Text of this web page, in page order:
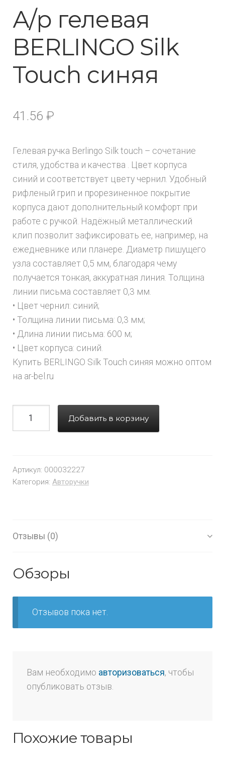
А/р гелевая
BERLINGO Silk
Touch синяя
41.56 ₽
Гелевая ручка Berlingo Silk touch – сочетание
стиля, удобства и качества . Цвет корпуса
синий и соответствует цвету чернил. Удобный
рифленый грип и прорезиненное покрытие
корпуса дают дополнительный комфорт при
работе с ручкой. Надёжный металлический
клип позволит зафиксировать ее, например, на
ежедневнике или планере. Диаметр пишущего
узла составляет 0,5 мм, благодаря чему
получается тонкая, аккуратная линия. Толщина
линии письма составляет 0,3 мм.
• Цвет чернил: синий;
• Толщина линии письма: 0,3 мм;
• Длина линии письма: 600 м;
• Цвет корпуса: синий.
Купить BERLINGO Silk Touch синяя можно оптом
на ar-bel.ru
Добавить в корзину
Артикул: 000032227
Категория: Авторучки
Отзывы (0)
Обзоры
Отзывов пока нет.
Вам необходимо авторизоваться, чтобы
опубликовать отзыв.
Похожие товары